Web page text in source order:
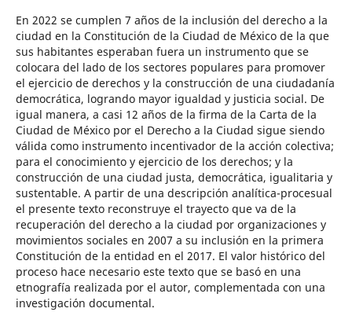
En 2022 se cumplen 7 años de la inclusión del derecho a la
ciudad en la Constitución de la Ciudad de México de la que
sus habitantes esperaban fuera un instrumento que se
colocara del lado de los sectores populares para promover
el ejercicio de derechos y la construcción de una ciudadanía
democrática, logrando mayor igualdad y justicia social. De
igual manera, a casi 12 años de la firma de la Carta de la
Ciudad de México por el Derecho a la Ciudad sigue siendo
válida como instrumento incentivador de la acción colectiva;
para el conocimiento y ejercicio de los derechos; y la
construcción de una ciudad justa, democrática, igualitaria y
sustentable. A partir de una descripción analítica-procesual
el presente texto reconstruye el trayecto que va de la
recuperación del derecho a la ciudad por organizaciones y
movimientos sociales en 2007 a su inclusión en la primera
Constitución de la entidad en el 2017. El valor histórico del
proceso hace necesario este texto que se basó en una
etnografía realizada por el autor, complementada con una
investigación documental.